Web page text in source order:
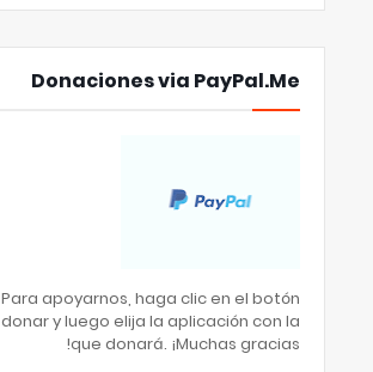
Donaciones via PayPal.Me
Para apoyarnos, haga clic en el botón
donar y luego elija la aplicación con la
que donará. ¡Muchas gracias!